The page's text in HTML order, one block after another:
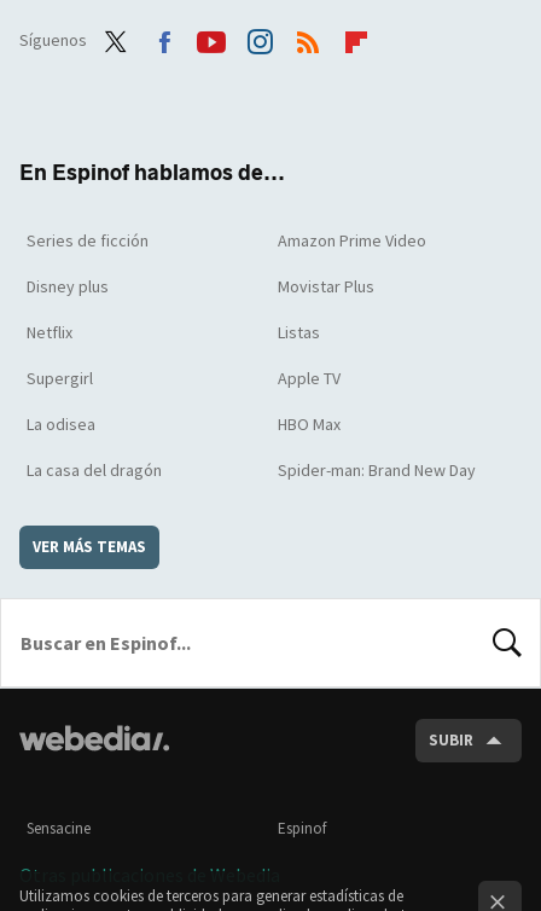
Síguenos
En Espinof hablamos de...
Series de ficción Amazon Prime Video
Disney plus Movistar Plus
Netflix Listas
Supergirl Apple TV
La odisea HBO Max
La casa del dragón Spider-man: Brand New Day
VER MÁS TEMAS
SUBIR
Sensacine Espinof
Otras publicaciones de Webedia
Utilizamos cookies de terceros para generar estadísticas de